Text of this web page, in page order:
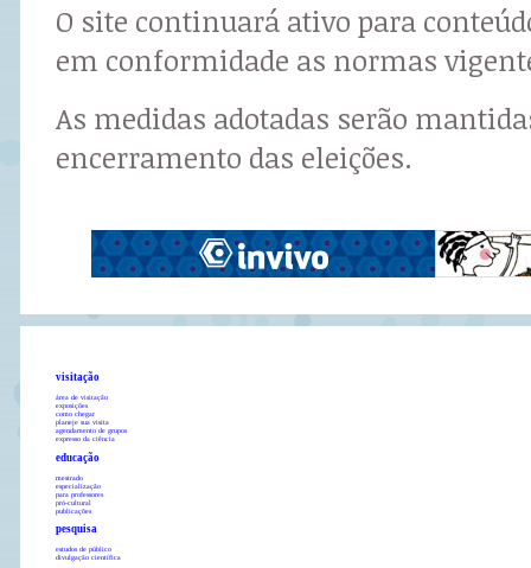
O site continuará ativo para
em conformidade as normas
As medidas adotadas serão
encerramento das eleições.
visitação
área de visitação
exposições
como chegar
planeje sua visita
agendamento de grupos
expresso da ciência
educação
mestrado
especialização
para professores
pró-cultural
publicações
pesquisa
estudos de público
divulgação científica